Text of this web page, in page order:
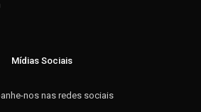
Mídias Sociais
nos nas redes sociais